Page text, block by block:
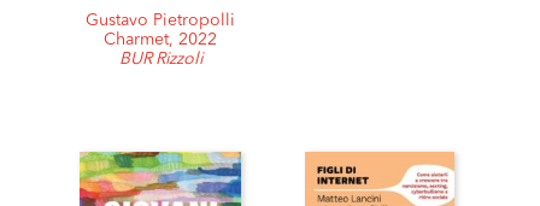
Gustavo Pietropolli
Charmet, 2022
BUR Rizzoli